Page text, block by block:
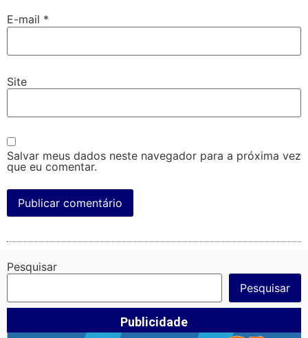
E-mail *
Site
Salvar meus dados neste navegador para a próxima vez
que eu comentar.
Pesquisar
Pesquisar
Publicidade